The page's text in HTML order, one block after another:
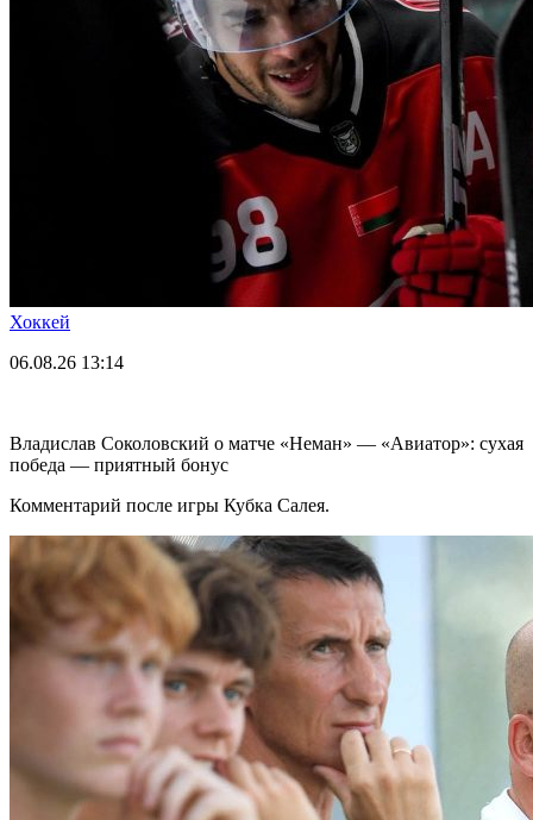
Хоккей
06.08.26 13:14
Владислав Соколовский о матче «Неман» — «Авиатор»: сухая
победа — приятный бонус
Комментарий после игры Кубка Салея.